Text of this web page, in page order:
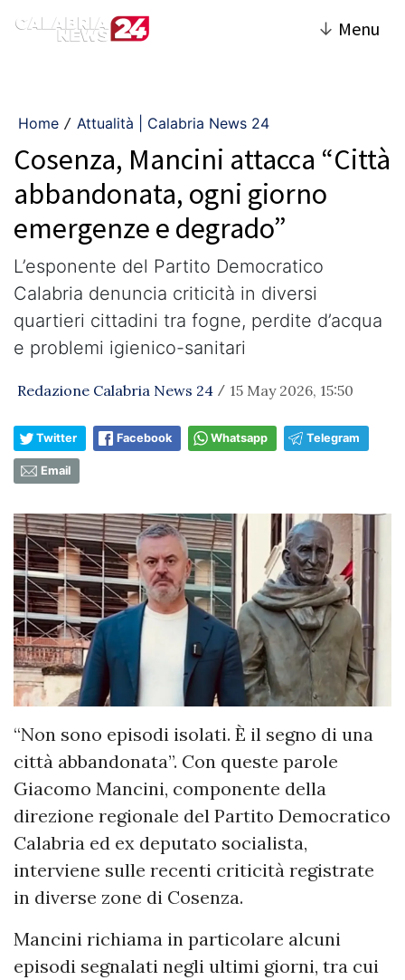
↓ Menu
Home / Attualità | Calabria News 24
Cosenza, Mancini attacca “Città
abbandonata, ogni giorno
emergenze e degrado”
L’esponente del Partito Democratico
Calabria denuncia criticità in diversi
quartieri cittadini tra fogne, perdite d’acqua
e problemi igienico-sanitari
Redazione Calabria News 24 / 15 May 2026, 15:50
Twitter Facebook Whatsapp Telegram
Email
“Non sono episodi isolati. È il segno di una
città abbandonata”. Con queste parole
Giacomo Mancini, componente della
direzione regionale del Partito Democratico
Calabria ed ex deputato socialista,
interviene sulle recenti criticità registrate
in diverse zone di Cosenza.
Mancini richiama in particolare alcuni
episodi segnalati negli ultimi giorni, tra cui